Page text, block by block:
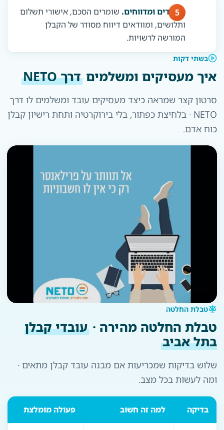
מתעדים ומדווחים. שומרים הסכם, אישורי תשלום
ותלושים, ומוודאים דיווח מסודר של הקבלן
המורשה לרשויות.
בשתי דקות
איך מעסיקים ומשלמים דרך NETO
סרטון קצר שמראה כיצד מעסיקים עובד ומשלמים לו דרך
NETO · בלחיצת כפתור, בלי בירוקרטיה ותחת רישיון קבלן
כוח אדם.
טבלת החלטה
טבלת החלטה מהירה · עובדי קבלן
בתל אביב
שלוש בדיקות שמכריעות אם מבנה עובד קבלן מתאים ·
ומה לעשות בכל מצב.
בדיקה למה זה חשוב פעולה מומלצת